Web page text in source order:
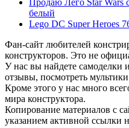
белый
Lego DC Super Heroes
Фан-сайт любителей
конструкторов. Это не
У нас вы найдете самоделки
отзывы, посмотреть
Кроме этого у нас много
мира конструктора.
Копирование материалов с
указанием активной ссылки